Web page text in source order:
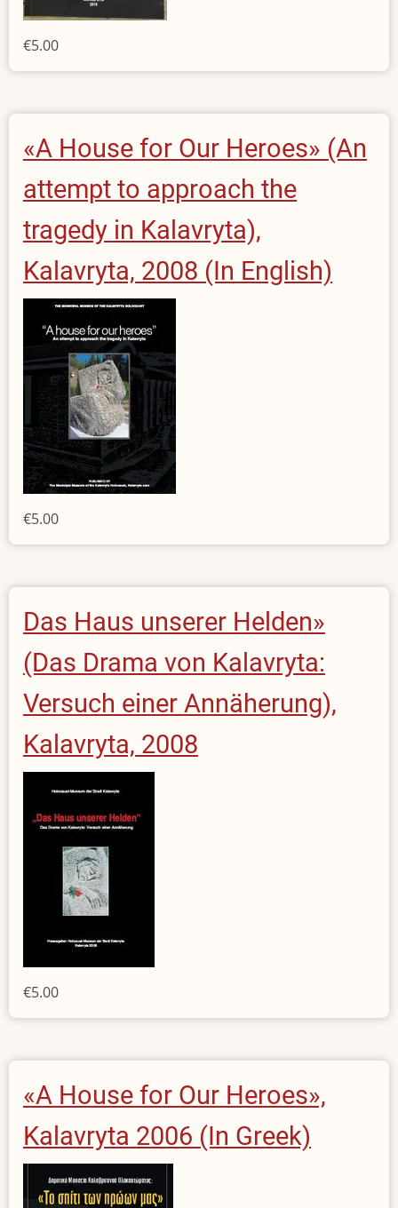
€5.00
«A House for Our Heroes» (An
attempt to approach the
tragedy in Kalavryta),
Kalavryta, 2008 (In English)
€5.00
Das Haus unserer Helden»
(Das Drama von Kalavryta:
Versuch einer Annäherung),
Kalavryta, 2008
€5.00
«A House for Our Heroes»,
Kalavryta 2006 (In Greek)